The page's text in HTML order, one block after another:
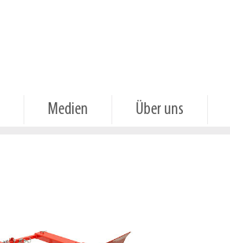
Medien Über uns